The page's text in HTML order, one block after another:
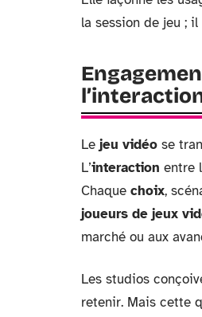
la session de jeu ;
Le jeu vidéo se
L’interaction entre
Chaque choix,
joueurs de jeux
marché ou aux
Les studios
retenir. Mais cette